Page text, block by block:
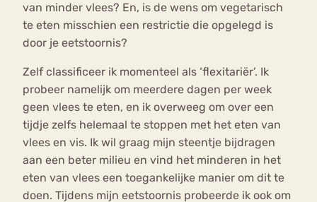
van minder vlees? En, is de wens om vegetarisch
te eten misschien een restrictie die opgelegd is
door je eetstoornis?
Zelf classificeer ik momenteel als ‘flexitariër’. Ik
probeer namelijk om meerdere dagen per week
geen vlees te eten, en ik overweeg om over een
tijdje zelfs helemaal te stoppen met het eten van
vlees en vis. Ik wil graag mijn steentje bijdragen
aan een beter milieu en vind het minderen in het
eten van vlees een toegankelijke manier om dit te
doen. Tijdens mijn eetstoornis probeerde ik ook om